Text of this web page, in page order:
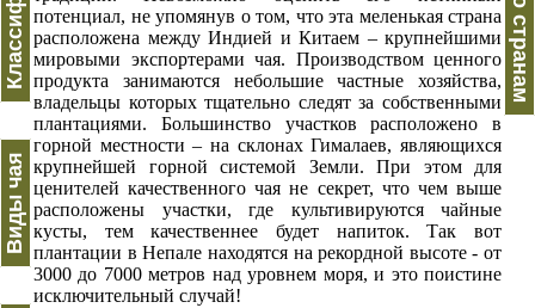
Виды чая
потенциал, не упомянув о том, что эта меленькая страна
расположена между Индией и Китаем – крупнейшими
мировыми экспортерами чая. Производством ценного
продукта занимаются небольшие частные хозяйства,
владельцы которых тщательно следят за собственными
плантациями. Большинство участков расположено в
горной местности – на склонах Гималаев, являющихся
крупнейшей горной системой Земли. При этом для
ценителей качественного чая не секрет, что чем выше
расположены участки, где культивируются чайные
кусты, тем качественнее будет напиток. Так вот
плантации в Непале находятся на рекордной высоте - от
3000 до 7000 метров над уровнем моря, и это поистине
исключительный случай!